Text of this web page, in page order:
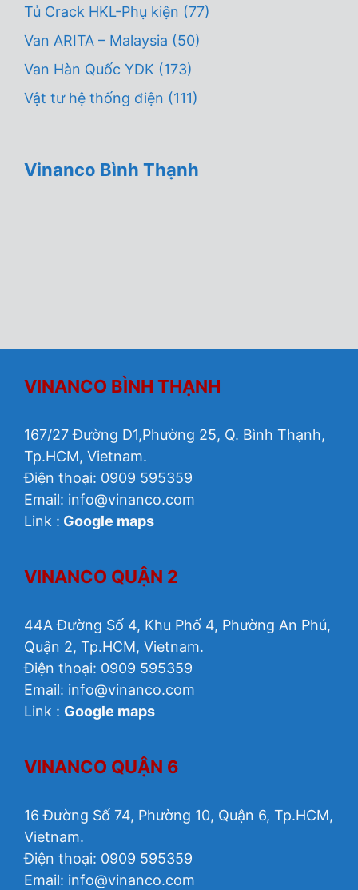
Tủ Crack HKL-Phụ kiện (77)
Van ARITA – Malaysia (50)
Van Hàn Quốc YDK (173)
Vật tư hệ thống điện (111)
Vinanco Bình Thạnh
VINANCO BÌNH THẠNH
167/27 Đường D1,Phường 25, Q. Bình Thạnh,
Tp.HCM, Vietnam.
Điện thoại: 0909 595359
Email: info@vinanco.com
Link : Google maps
VINANCO QUẬN 2
44A Đường Số 4, Khu Phố 4, Phường An Phú,
Quận 2, Tp.HCM, Vietnam.
Điện thoại: 0909 595359
Email: info@vinanco.com
Link : Google maps
VINANCO QUẬN 6
16 Đường Số 74, Phường 10, Quận 6, Tp.HCM,
Vietnam.
Điện thoại: 0909 595359
Email: info@vinanco.com